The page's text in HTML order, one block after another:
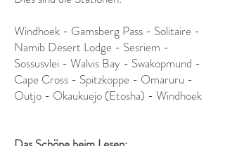
Windhoek - Gamsberg Pass - Solitaire -
Namib Desert Lodge - Sesriem -
Sossusvlei - Walvis Bay - Swakopmund -
Cape Cross - Spitzkoppe - Omaruru -
Outjo - Okaukuejo (Etosha) - Windhoek